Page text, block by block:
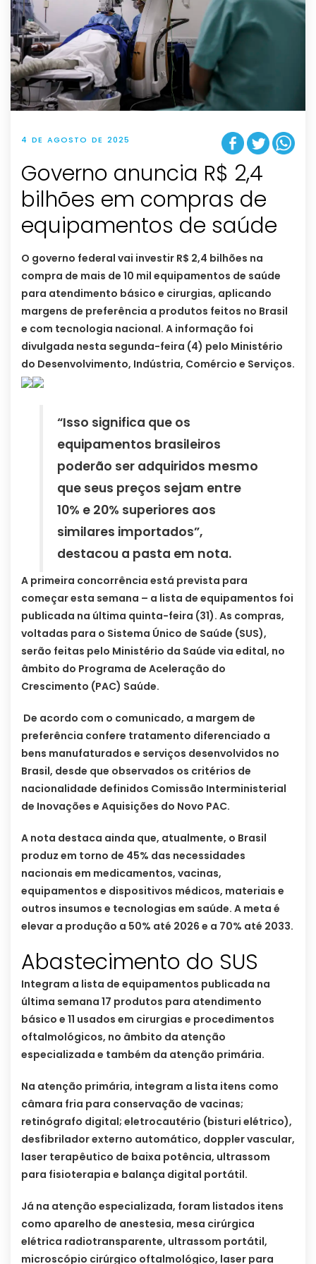
4 DE AGOSTO DE 2025
Governo anuncia R$ 2,4
bilhões em compras de
equipamentos de saúde
O governo federal vai investir R$ 2,4 bilhões na
compra de mais de 10 mil equipamentos de saúde
para atendimento básico e cirurgias, aplicando
margens de preferência a produtos feitos no Brasil
e com tecnologia nacional. A informação foi
divulgada nesta segunda-feira (4) pelo Ministério
do Desenvolvimento, Indústria, Comércio e Serviços.
“Isso significa que os
equipamentos brasileiros
poderão ser adquiridos mesmo
que seus preços sejam entre
10% e 20% superiores aos
similares importados”,
destacou a pasta em nota.
A primeira concorrência está prevista para
começar esta semana – a lista de equipamentos foi
publicada na última quinta-feira (31). As compras,
voltadas para o Sistema Único de Saúde (SUS),
serão feitas pelo Ministério da Saúde via edital, no
âmbito do Programa de Aceleração do
Crescimento (PAC) Saúde.
De acordo com o comunicado, a margem de
preferência confere tratamento diferenciado a
bens manufaturados e serviços desenvolvidos no
Brasil, desde que observados os critérios de
nacionalidade definidos Comissão Interministerial
de Inovações e Aquisições do Novo PAC.
A nota destaca ainda que, atualmente, o Brasil
produz em torno de 45% das necessidades
nacionais em medicamentos, vacinas,
equipamentos e dispositivos médicos, materiais e
outros insumos e tecnologias em saúde. A meta é
elevar a produção a 50% até 2026 e a 70% até 2033.
Abastecimento do SUS
Integram a lista de equipamentos publicada na
última semana 17 produtos para atendimento
básico e 11 usados em cirurgias e procedimentos
oftalmológicos, no âmbito da atenção
especializada e também da atenção primária.
Na atenção primária, integram a lista itens como
câmara fria para conservação de vacinas;
retinógrafo digital; eletrocautério (bisturi elétrico),
desfibrilador externo automático, doppler vascular,
laser terapêutico de baixa potência, ultrassom
para fisioterapia e balança digital portátil.
Já na atenção especializada, foram listados itens
como aparelho de anestesia, mesa cirúrgica
elétrica radiotransparente, ultrassom portátil,
microscópio cirúrgico oftalmológico, laser para